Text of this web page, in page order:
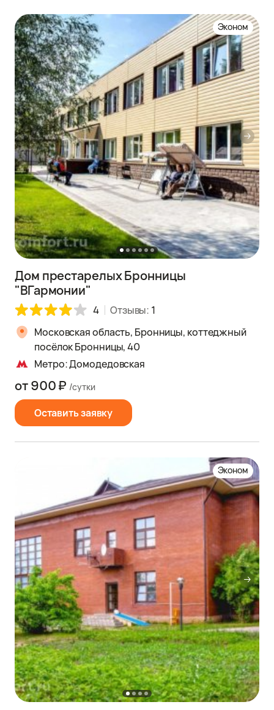
Эконом
Дом престарелых Бронницы
"ВГармонии"
4 Отзывы: 1
Московская область, Бронницы, коттеджный
посёлок Бронницы, 40
Метро: Домодедовская
Оставить заявку
от 900 ₽ /сутки
Эконом